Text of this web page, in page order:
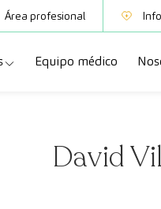
Área profesional
diagnósticas
Equipo médico
David